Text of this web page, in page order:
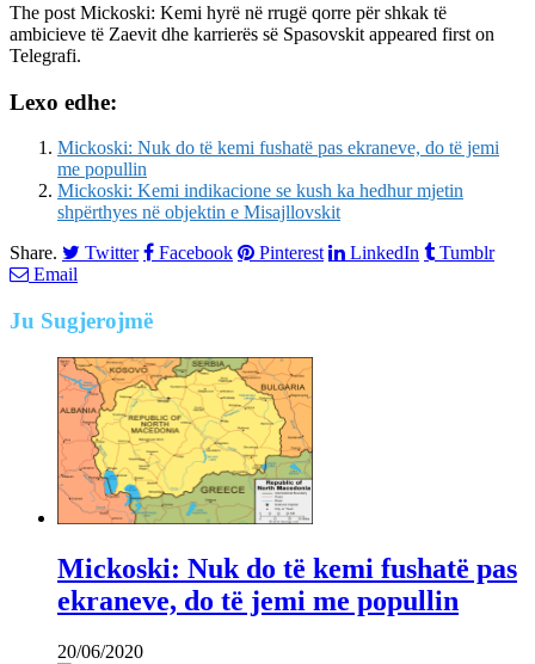
The post Mickoski: Kemi hyrë në rrugë qorre për shkak të
ambicieve të Zaevit dhe karrierës së Spasovskit appeared first on
Telegrafi.
Lexo edhe:
Mickoski: Nuk do të kemi fushatë pas ekraneve, do të jemi
me popullin
Mickoski: Kemi indikacione se kush ka hedhur mjetin
shpërthyes në objektin e Misajllovskit
Share.
Twitter Facebook Pinterest LinkedIn
Tumblr
Email
Ju Sugjerojmë
Mickoski: Nuk do të kemi fushatë pas
ekraneve, do të jemi me popullin
20/06/2020